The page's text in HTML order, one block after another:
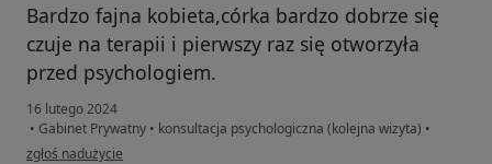
Bardzo fajna kobieta,córka bardzo dobrze się
czuje na terapii i pierwszy raz się otworzyła
przed psychologiem.
16 lutego 2024
• Gabinet Prywatny • konsultacja psychologiczna (kolejna wizyta) •
w opinii użytkownika A
zgłoś nadużycie